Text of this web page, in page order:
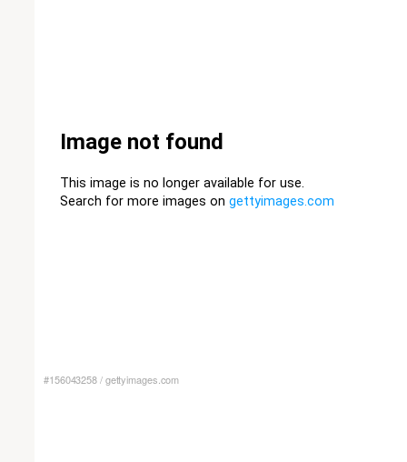
#156043258/gettyimages.com